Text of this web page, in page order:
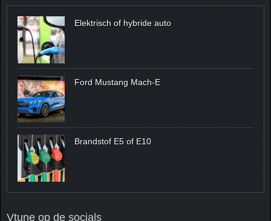
Elektrisch of hybride auto
Ford Mustang Mach-E
Brandstof E5 of E10
Vtune op de socials